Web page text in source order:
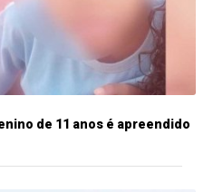
de 11 anos é apreendido